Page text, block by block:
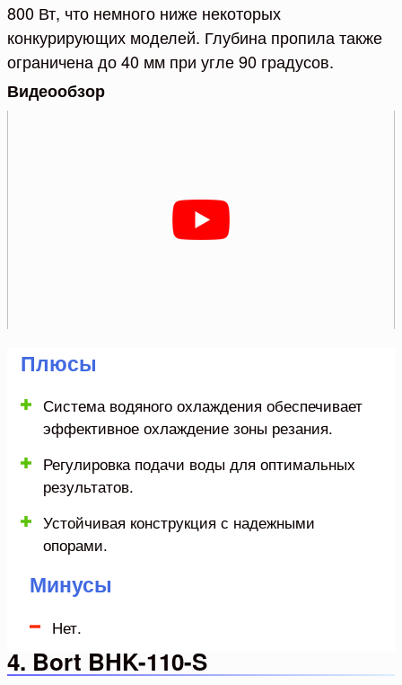
800 Вт, что немного ниже некоторых
конкурирующих моделей. Глубина пропила также
ограничена до 40 мм при угле 90 градусов.
Видеообзор
Плюсы
Система водяного охлаждения обеспечивает
эффективное охлаждение зоны резания.
Регулировка подачи воды для оптимальных
результатов.
Устойчивая конструкция с надежными
опорами.
Минусы
Нет.
4. Bort BHK-110-S